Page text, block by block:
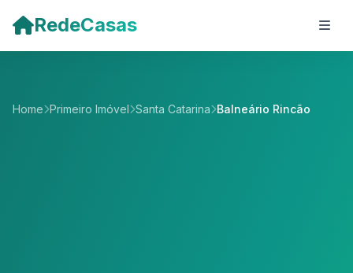
RedeCasas
Home Primeiro Imóvel Santa Catarina Balneário Rincão